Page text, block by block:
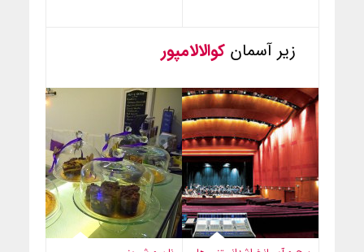
زیر آسمان کوالالامپور